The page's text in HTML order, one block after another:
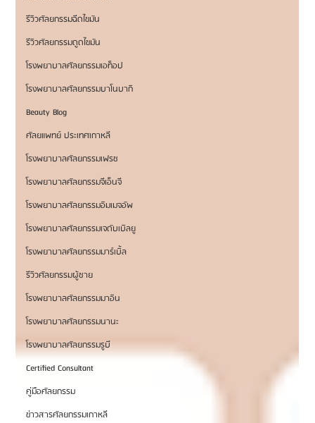
รีวิวศัลยกรรมฉีดไขมัน
รีวิวศัลยกรรมดูดไขมัน
โรงพยาบาลศัลยกรรมเอท็อป
โรงพยาบาลศัลยกรรมบาโนบากิ
Beauty Blog
ศัลยแพทย์ ประเทศเกาหลี
โรงพยาบาลศัลยกรรมเฟรช
โรงพยาบาลศัลยกรรมจีเอ็นจี
โรงพยาบาลศัลยกรรมอิมเมจอัพ
โรงพยาบาลศัลยกรรมเจดับเบิลยู
โรงพยาบาลศัลยกรรมมาร์เบิ้ล
รีวิวศัลยกรรมผู้ชาย
โรงพยาบาลศัลยกรรมมาอิน
โรงพยาบาลศัลยกรรมนานะ
โรงพยาบาลศัลยกรรมรูบี
Certified Consultant
คู่มือศัลยกรรม
ข่าวสารศัลยกรรมเกาหลี